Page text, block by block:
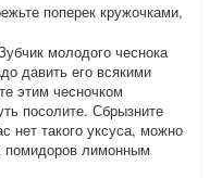
поперек кружочками,
молодого чеснока
давить его всякими
этим чесночком
посолите. Сбрызните
нет такого уксуса, можно
помидоров лимонным